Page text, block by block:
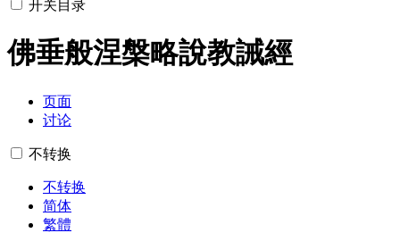
开关目录
佛垂般涅槃略說教誡經
页面
讨论
不转换
不转换
简体
繁體